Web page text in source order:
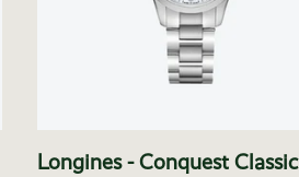
Longines - Conquest Classic